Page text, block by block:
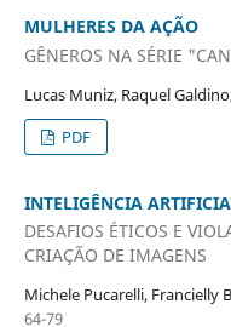
MULHERES DA AÇÃO
GÊNEROS NA SÉRIE
Lucas Muniz, Raquel
PDF
INTELIGÊNCIA
DESAFIOS ÉTICOS E
CRIAÇÃO DE IMAGENS
Michele Pucarelli, Francielly
64-79